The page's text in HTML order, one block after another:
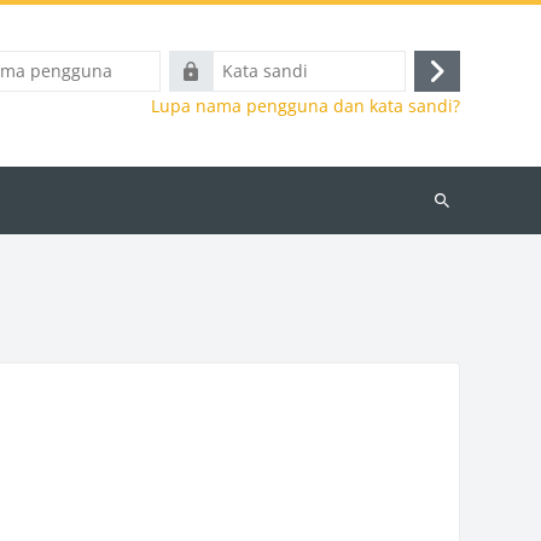
Kata
sandi
Masuk
Lupa nama pengguna dan kata sandi?
Cari